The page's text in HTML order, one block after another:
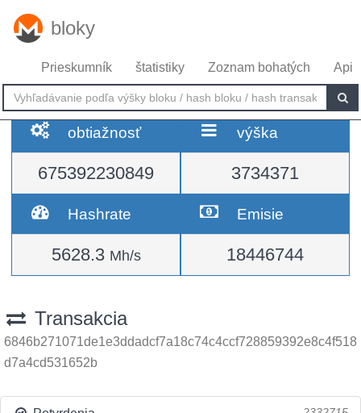
bloky
Prieskumník štatistiky Zoznam bohatých Api
obtiažnosť
675392230849
výška
3734371
Hashrate
5628.3 Mh/s
Emisie
18446744
Transakcia
6846b271071de1e3ddadcf7a18c74c4ccf728859392e8c4f518
d7a4cd531652b